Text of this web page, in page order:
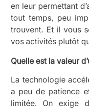
en leur permettant
tout temps, peu
trouvent. Et il vous
vos activités plutôt
Quelle est la valeur
La technologie
a peu de patience
limitée. On exige